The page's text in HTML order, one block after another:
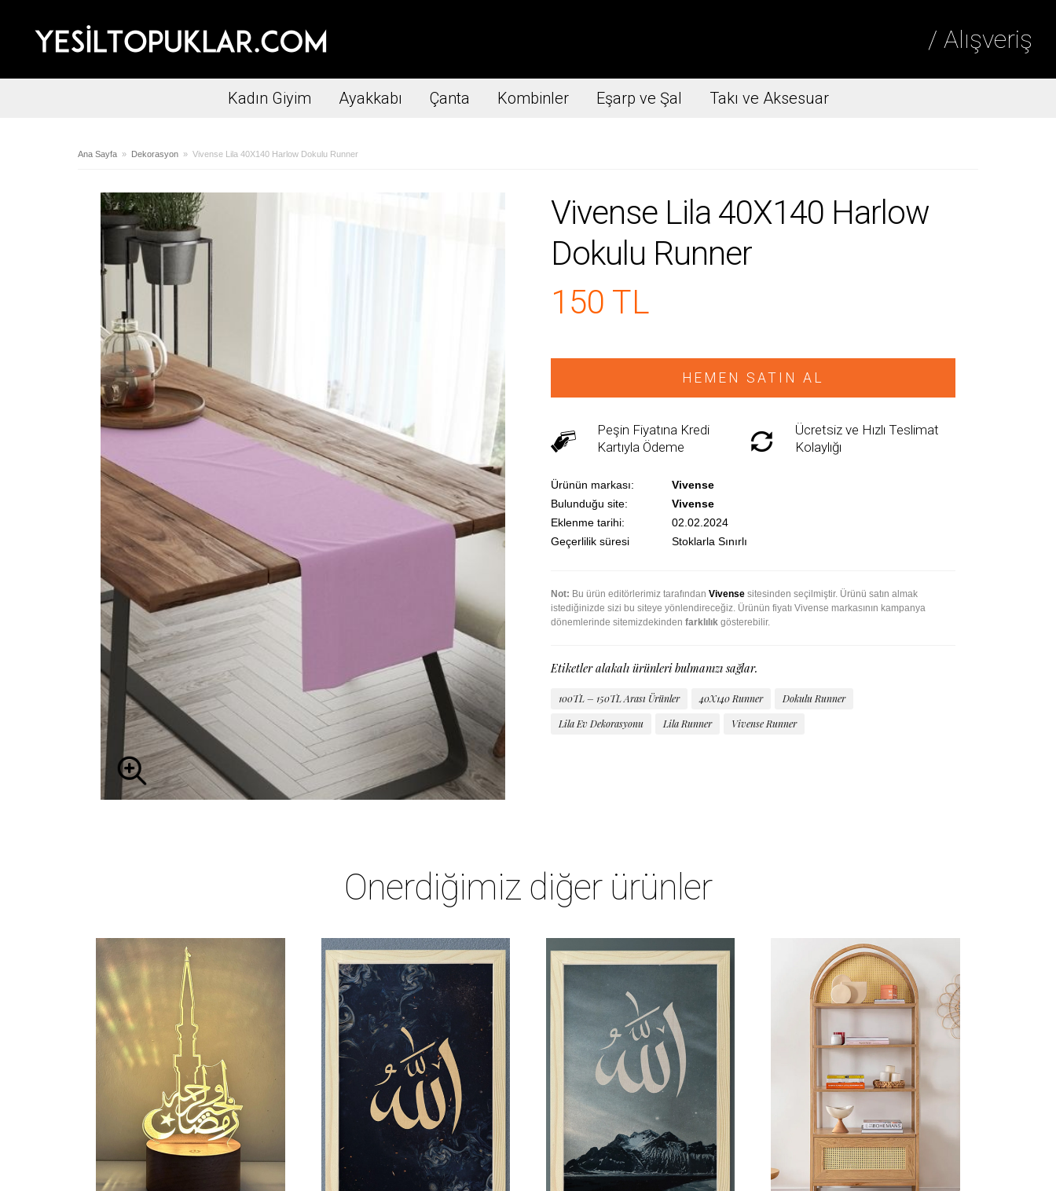
/ Alışveriş
Kadın Giyim Ayakkabı Çanta Kombinler Eşarp ve Şal Takı ve Aksesuar
Ana Sayfa » Dekorasyon » Vivense Lila 40X140 Harlow Dokulu Runner
Vivense Lila 40X140 Harlow
Dokulu Runner
150 TL
HEMEN SATIN AL
Peşin Fiyatına Kredi
Kartıyla Ödeme
Ücretsiz ve Hızlı Teslimat
Kolaylığı
Ürünün markası:
Vivense
Bulunduğu site:
Vivense
Eklenme tarihi:
02.02.2024
Geçerlilik süresi
Stoklarla Sınırlı
Not: Bu ürün editörlerimiz tarafından Vivensesitesinden seçilmiştir. Ürünü satın almak
istediğinizde sizi bu siteye yönlendireceğiz. Ürünün fiyatı Vivense markasının kampanya
dönemlerinde sitemizdekinden farklılık gösterebilir.
Etiketler alakalı ürünleri bulmanızı sağlar.
100TL – 150TL Arası Ürünler 40X140 Runner
Dokulu Runner
Lila Ev Dekorasyonu
Lila Runner Vivense Runner
Önerdiğimiz diğer ürünler